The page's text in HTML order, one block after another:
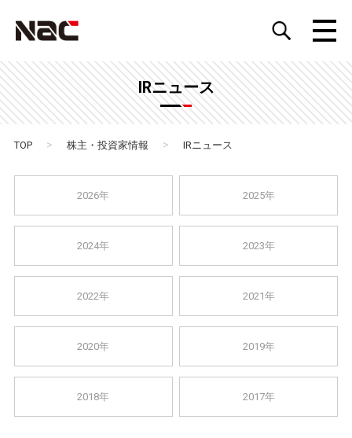
IRニュース
TOP > 株主・投資家情報 > IRニュース
2026年 2025年
2024年 2023年
2022年 2021年
2020年 2019年
2018年 2017年